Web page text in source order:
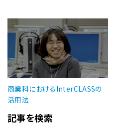
商業科におけるInterCLASSの
活用法
記事を検索